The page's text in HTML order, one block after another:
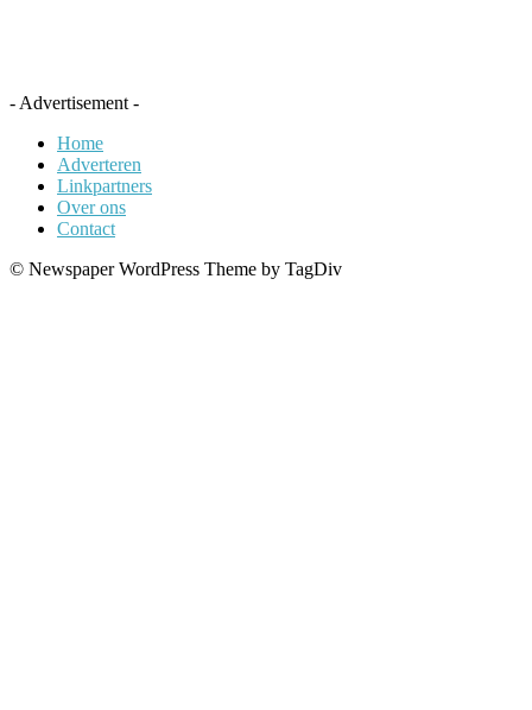
- Advertisement -
Home
Adverteren
Linkpartners
Over ons
Contact
© Newspaper WordPress Theme by TagDiv